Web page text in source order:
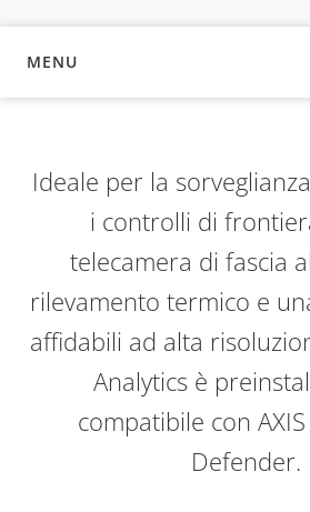
MENU
PANORAMICA
Ideale per la
i controlli di
telecamera di fascia
rilevamento termico e
affidabili ad alta
Analytics è
compatibile con
Defender.